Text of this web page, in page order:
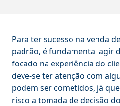
Para ter sucesso na venda
padrão, é fundamental agir
focado na experiência do
deve-se ter atenção com
podem ser cometidos, já
risco a tomada de decisão